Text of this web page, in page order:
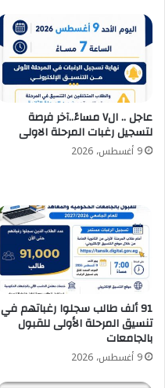
عاجل .. ال٧ مساءً..آخر فرصة
لتسجيل رغبات المرحلة الاولى
9 أغسطس، 2026
91 ألف طالب سجلوا رغباتهم في
تنسيق المرحلة الأولى للقبول
بالجامعات
9 أغسطس، 2026